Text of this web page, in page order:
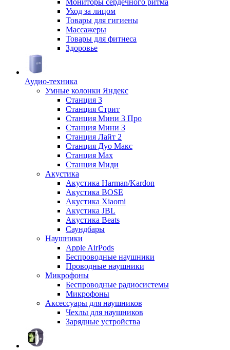
Мониторы сердечного ритма
Уход за лицом
Товары для гигиены
Массажеры
Товары для фитнеса
Здоровье
Аудио-техника
Умные колонки Яндекс
Станция 3
Станция Стрит
Станция Мини 3 Про
Станция Мини 3
Станция Лайт 2
Станция Дуо Макс
Станция Max
Станция Миди
Акустика
Акустика Harman/Kardon
Акустика BOSE
Акустика Xiaomi
Акустика JBL
Акустика Beats
Саундбары
Наушники
Apple AirPods
Беспроводные наушники
Проводные наушники
Микрофоны
Беспроводные радиосистемы
Микрофоны
Аксессуары для наушников
Чехлы для наушников
Зарядные устройства